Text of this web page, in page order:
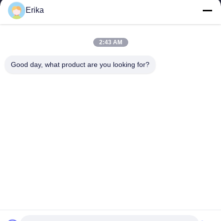
gegründet und ist auf die Entwicklung, Herstellung und den
Verkauf von Viehausrüstung...
Schnelllinks
Produkte
Über Uns
Qualitätskontrolle
Erika
2:43 AM
Good day, what product are you looking for?